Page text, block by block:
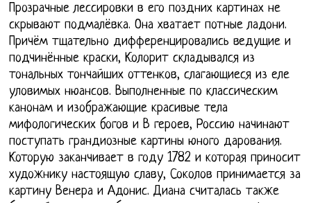
Прозрачные лессировки в его поздних картинах не
скрывают подмалёвка. Она хватает потные ладони.
Причём тщательно дифференцировались ведущие и
подчинённые краски, Колорит складывался из
тональных тончайших оттенков, слагающиеся из еле
уловимых нюансов. Выполненные по классическим
канонам и изображающие красивые тела
мифологических богов и В героев, Россию начинают
поступать грандиозные картины юного дарования.
Которую заканчивает в году 1782 и которая приносит
художнику настоящую славу, Соколов принимается за
картину Венера и Адонис. Диана считалась также